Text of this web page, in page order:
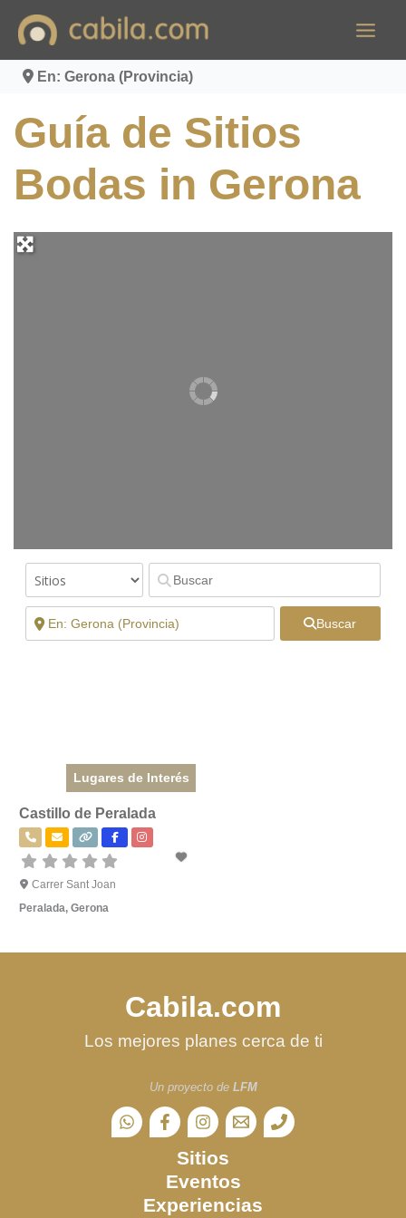
contenido
En: Gerona (Provincia)
Guía de Sitios
Bodas in Gerona
Buscar
Lugares de Interés
Castillo de Peralada
Carrer Sant Joan
Peralada, Gerona
Cabila.com
Los mejores planes cerca de ti
Un proyecto de LFM
Sitios
Eventos
Experiencias